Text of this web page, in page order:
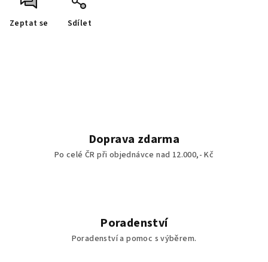
Zeptat se Sdílet
Doprava zdarma
Po celé ČR při objednávce nad 12.000,- Kč
Poradenství
Poradenství a pomoc s výběrem.